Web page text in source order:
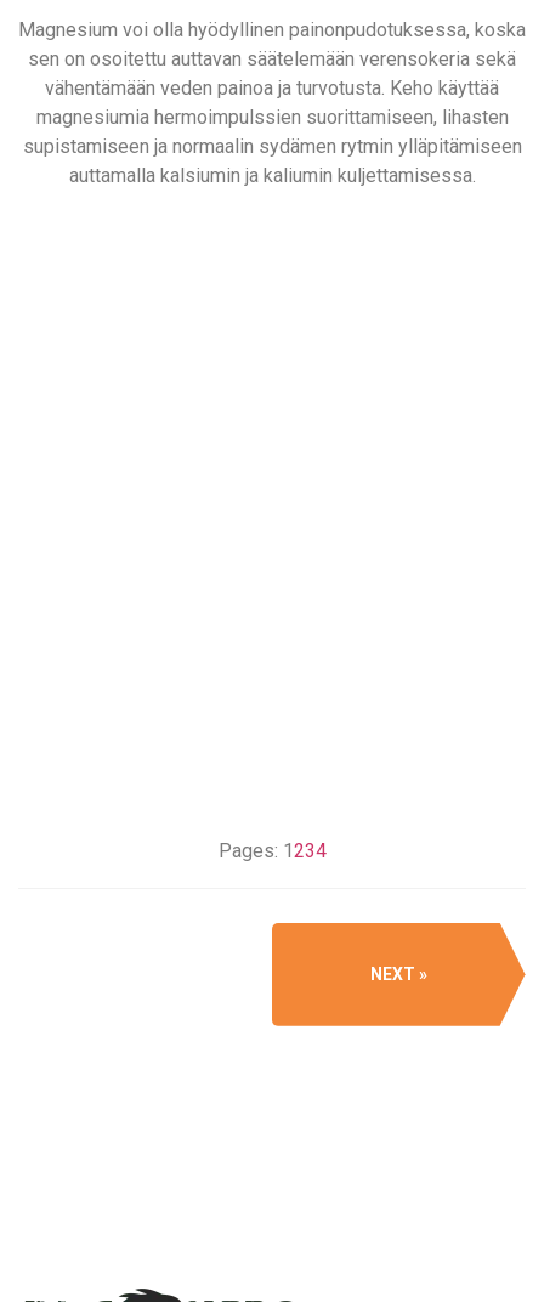
Magnesium voi olla hyödyllinen painonpudotuksessa, koska
sen on osoitettu auttavan säätelemään verensokeria sekä
vähentämään veden painoa ja turvotusta. Keho käyttää
magnesiumia hermoimpulssien suorittamiseen, lihasten
supistamiseen ja normaalin sydämen rytmin ylläpitämiseen
auttamalla kalsiumin ja kaliumin kuljettamisessa.
Pages: 1234
NEXT